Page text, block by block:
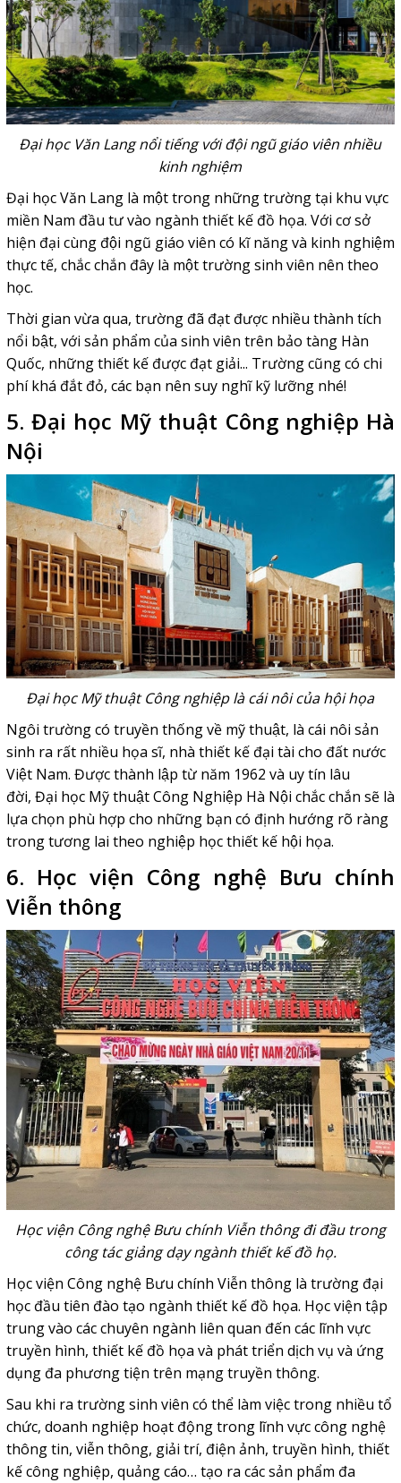
Đại học Văn Lang nổi tiếng với đội ngũ giáo viên nhiều
kinh nghiệm
Đại học Văn Lang là một trong những trường tại khu vực
miền Nam đầu tư vào ngành thiết kế đồ họa. Với cơ sở
hiện đại cùng đội ngũ giáo viên có kĩ năng và kinh nghiệm
thực tế, chắc chắn đây là một trường sinh viên nên theo
học.
Thời gian vừa qua, trường đã đạt được nhiều thành tích
nổi bật, với sản phẩm của sinh viên trên bảo tàng Hàn
Quốc, những thiết kế được đạt giải... Trường cũng có chi
phí khá đắt đỏ, các bạn nên suy nghĩ kỹ lưỡng nhé!
5. Đại học Mỹ thuật Công nghiệp Hà
Nội
Đại học Mỹ thuật Công nghiệp là cái nôi của hội họa
Ngôi trường có truyền thống về mỹ thuật, là cái nôi sản
sinh ra rất nhiều họa sĩ, nhà thiết kế đại tài cho đất nước
Việt Nam. Được thành lập từ năm 1962 và uy tín lâu
đời, Đại học Mỹ thuật Công Nghiệp Hà Nội chắc chắn sẽ là
lựa chọn phù hợp cho những bạn có định hướng rõ ràng
trong tương lai theo nghiệp học thiết kế hội họa.
6. Học viện Công nghệ Bưu chính
Viễn thông
Học viện Công nghệ Bưu chính Viễn thông đi đầu trong
công tác giảng dạy ngành thiết kế đồ họ.
Học viện Công nghệ Bưu chính Viễn thông là trường đại
học đầu tiên đào tạo ngành thiết kế đồ họa. Học viện tập
trung vào các chuyên ngành liên quan đến các lĩnh vực
truyền hình, thiết kế đồ họa và phát triển dịch vụ và ứng
dụng đa phương tiện trên mạng truyền thông.
Sau khi ra trường sinh viên có thể làm việc trong nhiều tổ
chức, doanh nghiệp hoạt động trong lĩnh vực công nghệ
thông tin, viễn thông, giải trí, điện ảnh, truyền hình, thiết
kế công nghiệp, quảng cáo… tạo ra các sản phẩm đa